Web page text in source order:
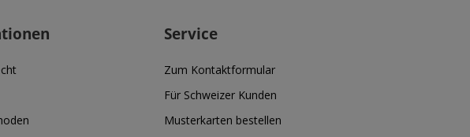
Service
Zum Kontaktformular
Für Schweizer Kunden
Musterkarten bestellen